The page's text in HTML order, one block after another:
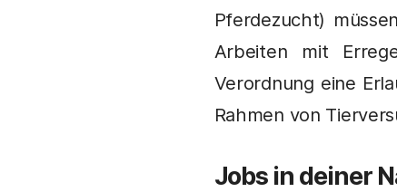
Pferdezucht)
Arbeiten mit
Verordnung eine
Rahmen von
Jobs in deiner